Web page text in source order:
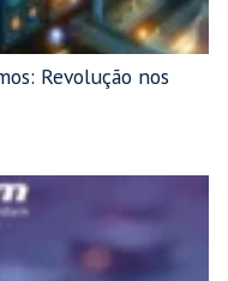
Revolução nos